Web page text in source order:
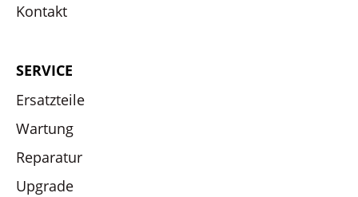
Kontakt
SERVICE
Ersatzteile
Wartung
Reparatur
Upgrade